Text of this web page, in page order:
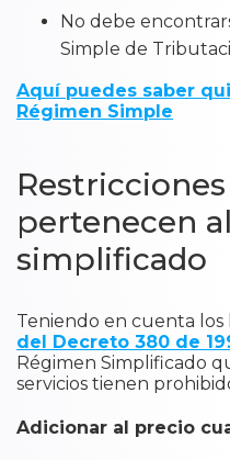
No debe
Simple de
Aquí puedes saber
Régimen Simple
pertenecen
simplificado
​Teniendo en cuenta los
del Decreto 380 de
Régimen Simplificado
servicios tienen
Adicionar al precio